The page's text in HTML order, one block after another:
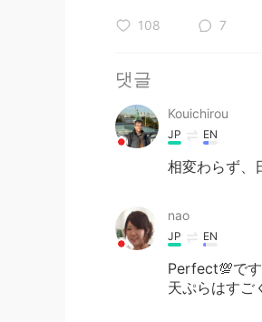
108 7
댓글
Kouichirou
JP EN
相変わらず、
nao
JP EN
Perfect💯で
天ぷらはすご